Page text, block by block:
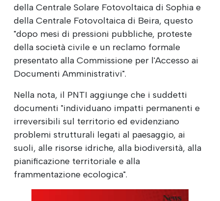
della Centrale Solare Fotovoltaica di Sophia e
della Centrale Fotovoltaica di Beira, questo
"dopo mesi di pressioni pubbliche, proteste
della società civile e un reclamo formale
presentato alla Commissione per l'Accesso ai
Documenti Amministrativi".
Nella nota, il PNTI aggiunge che i suddetti
documenti "individuano impatti permanenti e
irreversibili sul territorio ed evidenziano
problemi strutturali legati al paesaggio, ai
suoli, alle risorse idriche, alla biodiversità, alla
pianificazione territoriale e alla
frammentazione ecologica".